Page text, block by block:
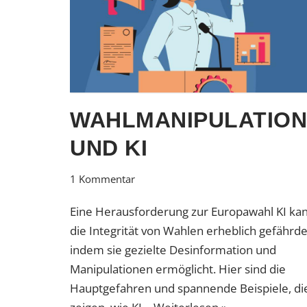
WAHLMANIPULATION
UND KI
1 Kommentar
Eine Herausforderung zur Europawahl KI
die Integrität von Wahlen erheblich
indem sie gezielte Desinformation und
Manipulationen ermöglicht. Hier sind die
Hauptgefahren und spannende Beispiele,